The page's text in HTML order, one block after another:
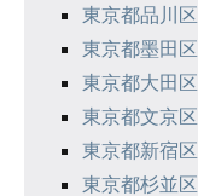
東京都品川区
東京都墨田区
東京都大田区
東京都文京区
東京都新宿区
東京都杉並区